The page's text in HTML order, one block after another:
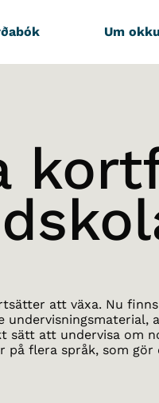
Um
att växa. Nu
att undervisa om
flera språk, som